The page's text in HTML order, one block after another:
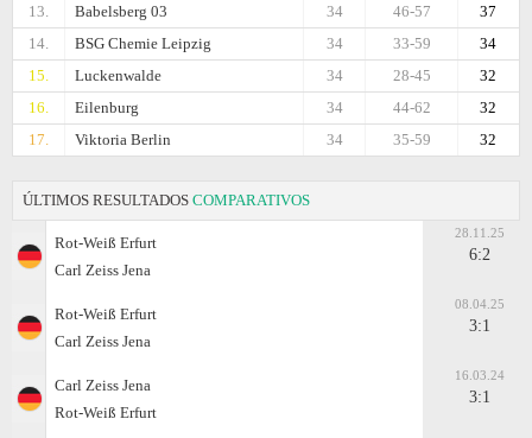
13.
Babelsberg 03 37
46-57
34
14.
BSG Chemie Leipzig 34
33-59
34
15.
Luckenwalde 32
28-45
34
16.
Eilenburg 32
44-62
34
17.
Viktoria Berlin 32
35-59
34
ÚLTIMOS RESULTADOS COMPARATIVOS
Rot-Weiß Erfurt
Carl Zeiss Jena
28.11.25
6:2
Rot-Weiß Erfurt
Carl Zeiss Jena
08.04.25
3:1
Carl Zeiss Jena
Rot-Weiß Erfurt
16.03.24
3:1